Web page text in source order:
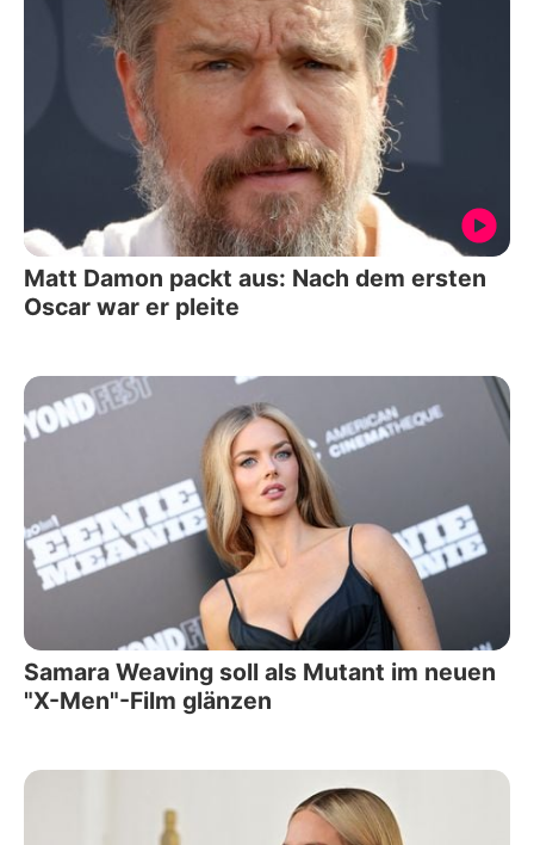
Matt Damon packt aus: Nach dem ersten
Oscar war er pleite
Samara Weaving soll als Mutant im neuen
"X-Men"-Film glänzen